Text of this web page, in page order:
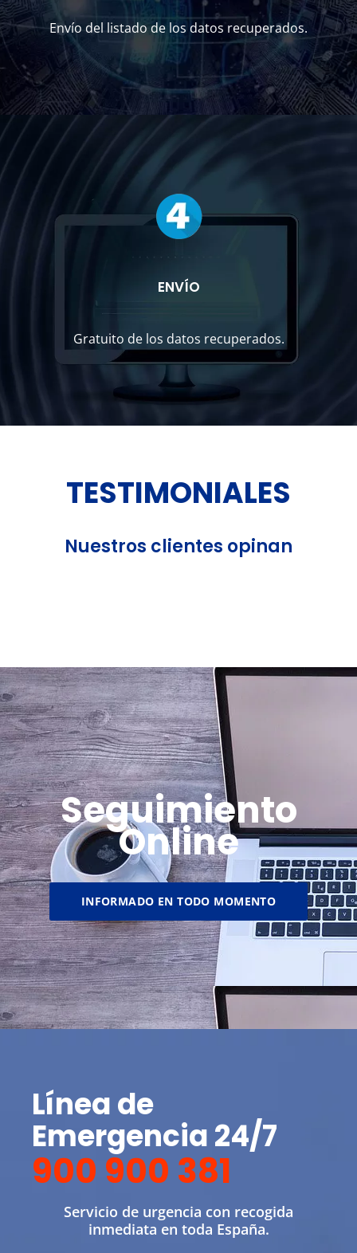
Envío del listado de los datos recuperados.
ENVÍO
Gratuito de los datos recuperados.
TESTIMONIALES
Nuestros clientes opinan
Seguimiento
Online
INFORMADO EN TODO MOMENTO
Línea de
Emergencia 24/7
900 900 381
Servicio de urgencia con recogida
inmediata en toda España.